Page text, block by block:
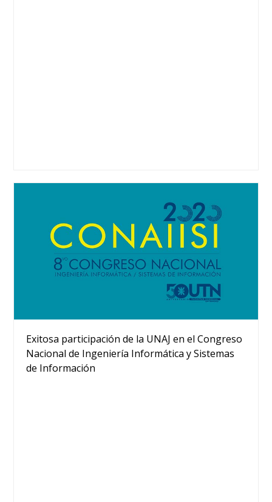
Exitosa participación de la UNAJ en el Congreso
Nacional de Ingeniería Informática y Sistemas
de Información